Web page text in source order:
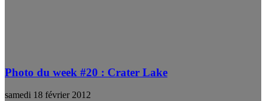
Photo du week #20 : Crater Lake
samedi 18 février 2012